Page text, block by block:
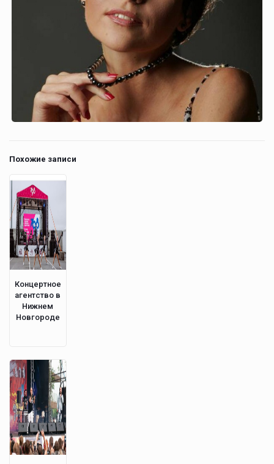
Похожие записи
Концертное
агентство в
Нижнем
Новгороде